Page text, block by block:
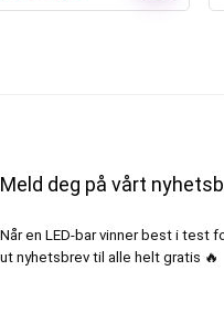
Meld deg på vårt
Når en LED-bar vinner best i test
ut nyhetsbrev til alle helt gratis 🔥